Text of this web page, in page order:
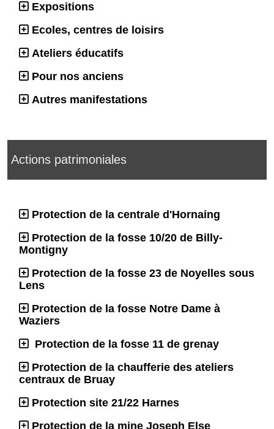
Expositions
Ecoles, centres de loisirs
Ateliers éducatifs
Pour nos anciens
Autres manifestations
Actions patrimoniales
Protection de la centrale d'Hornaing
Protection de la fosse 10/20 de Billy-
Montigny
Protection de la fosse 23 de Noyelles sous
Lens
Protection de la fosse Notre Dame à
Waziers
Protection de la fosse 11 de grenay
Protection de la chaufferie des ateliers
centraux de Bruay
Protection site 21/22 Harnes
Protection de la mine Joseph Else